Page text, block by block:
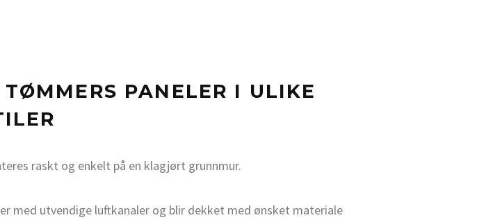
TØMMERS PANELER I ULIKE
raskt og enkelt på en klagjørt grunnmur.
med utvendige luftkanaler og blir dekket med ønsket materiale